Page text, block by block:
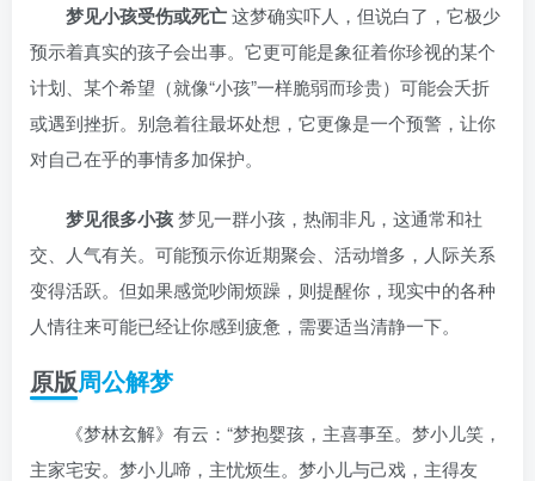
梦见小孩受伤或死亡这梦确实吓人，但说白了，它极少
预示着真实的孩子会出事。它更可能是象征着你珍视的某个
计划、某个希望（就像“小孩”一样脆弱而珍贵）可能会夭折
或遇到挫折。别急着往最坏处想，它更像是一个预警，让你
对自己在乎的事情多加保护。
梦见很多小孩梦见一群小孩，热闹非凡，这通常和社
交、人气有关。可能预示你近期聚会、活动增多，人际关系
变得活跃。但如果感觉吵闹烦躁，则提醒你，现实中的各种
人情往来可能已经让你感到疲惫，需要适当清静一下。
原版周公解梦
《梦林玄解》有云：“梦抱婴孩，主喜事至。梦小儿笑，
主家宅安。梦小儿啼，主忧烦生。梦小儿与己戏，主得友